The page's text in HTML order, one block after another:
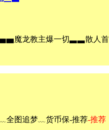
教主爆一切▃▃散人首
全图追梦﹏货币保-推荐-推荐